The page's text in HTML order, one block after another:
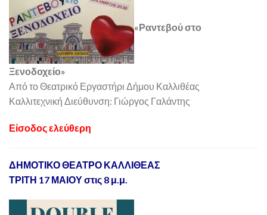
«Ραντεβού στο
Ξενοδοχείο»
Από το Θεατρικό Εργαστήρι Δήμου Καλλιθέας
Καλλιτεχνική Διεύθυνση: Γιώργος Γαλάντης
Είσοδος ελεύθερη
ΔΗΜΟΤΙΚΟ ΘΕΑΤΡΟ ΚΑΛΛΙΘΕΑΣ
ΤΡΙΤΗ 17 ΜΑΙΟΥ στις 8 μ.μ.